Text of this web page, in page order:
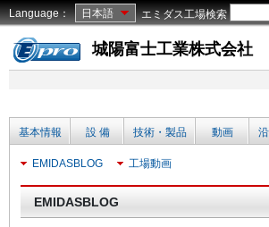
Language： 日本語 エミダス工場検索
城陽富士工業株式会社
基本情報 設 備 技術・製品 動画
EMIDASBLOG 工場動画
EMIDASBLOG